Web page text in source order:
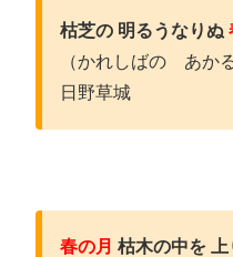
枯芝の 明るうなりぬ
（かれしばの あか
日野草城
春の月 枯木の中を 上